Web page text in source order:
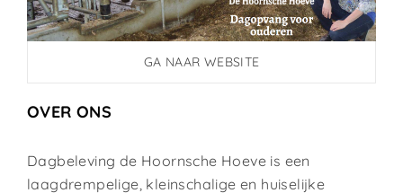
GA NAAR WEBSITE
OVER ONS
Dagbeleving de Hoornsche Hoeve is een
laagdrempelige, kleinschalige en huiselijke